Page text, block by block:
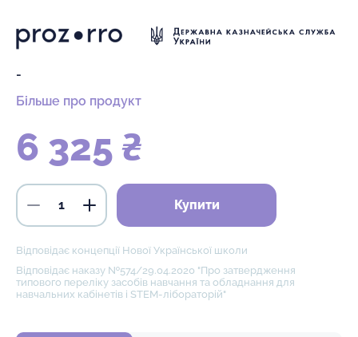
-
Більше про продукт
6 325 ₴
Купити
Відповідає концепції Нової Української школи
Відповідає наказу №574/29.04.2020 "Про затвердження
типового переліку засобів навчання та обладнання для
навчальних кабінетів і STEM-лібораторій"